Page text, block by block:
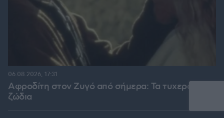
Αφροδίτη στον Ζυγό από σήμερα: Τα τυχερά
ζώδια
06.08.2026, 17:31